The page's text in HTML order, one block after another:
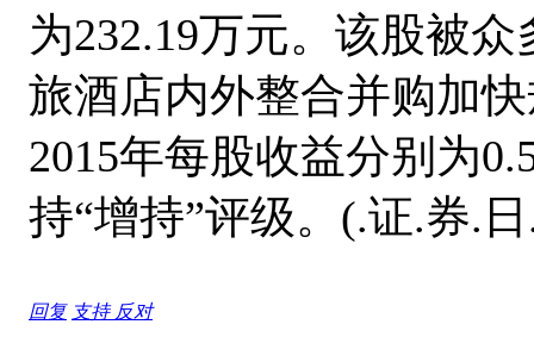
为232.19万元。该股被
旅酒店内外整合并购加
2015年每股收益分别为
持“增持”评级。(.证.券.
回复 支持 反对